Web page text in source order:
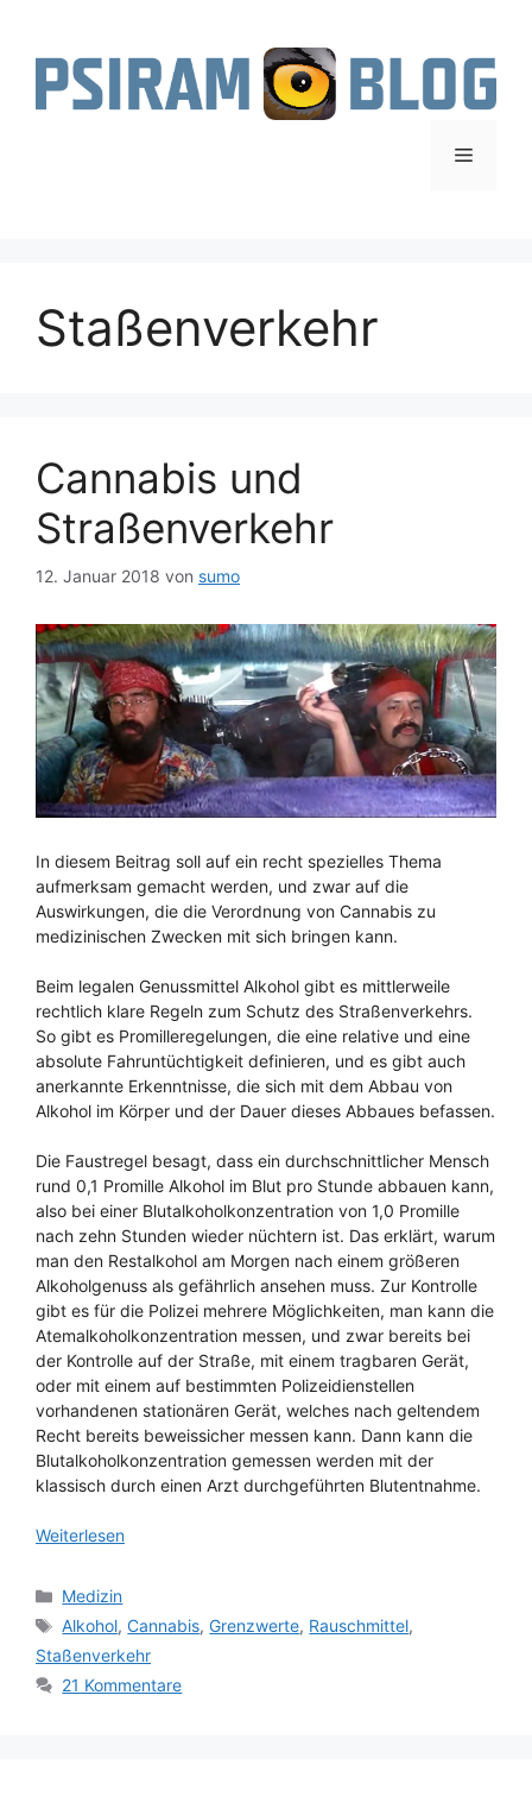
springen
Menü
Staßenverkehr
Cannabis und
Straßenverkehr
12. Januar 2018 von sumo
In diesem Beitrag soll auf ein recht spezielles Thema
aufmerksam gemacht werden, und zwar auf die
Auswirkungen, die die Verordnung von Cannabis zu
medizinischen Zwecken mit sich bringen kann.
Beim legalen Genussmittel Alkohol gibt es mittlerweile
rechtlich klare Regeln zum Schutz des Straßenverkehrs.
So gibt es Promilleregelungen, die eine relative und eine
absolute Fahruntüchtigkeit definieren, und es gibt auch
anerkannte Erkenntnisse, die sich mit dem Abbau von
Alkohol im Körper und der Dauer dieses Abbaues befassen.
Die Faustregel besagt, dass ein durchschnittlicher Mensch
rund 0,1 Promille Alkohol im Blut pro Stunde abbauen kann,
also bei einer Blutalkoholkonzentration von 1,0 Promille
nach zehn Stunden wieder nüchtern ist. Das erklärt, warum
man den Restalkohol am Morgen nach einem größeren
Alkoholgenuss als gefährlich ansehen muss. Zur Kontrolle
gibt es für die Polizei mehrere Möglichkeiten, man kann die
Atemalkoholkonzentration messen, und zwar bereits bei
der Kontrolle auf der Straße, mit einem tragbaren Gerät,
oder mit einem auf bestimmten Polizeidienstellen
vorhandenen stationären Gerät, welches nach geltendem
Recht bereits beweissicher messen kann. Dann kann die
Blutalkoholkonzentration gemessen werden mit der
klassisch durch einen Arzt durchgeführten Blutentnahme.
Weiterlesen
Kategorien
Medizin
Schlagwörter
Alkohol,Cannabis,Grenzwerte, Rauschmittel,
Staßenverkehr
21 Kommentare